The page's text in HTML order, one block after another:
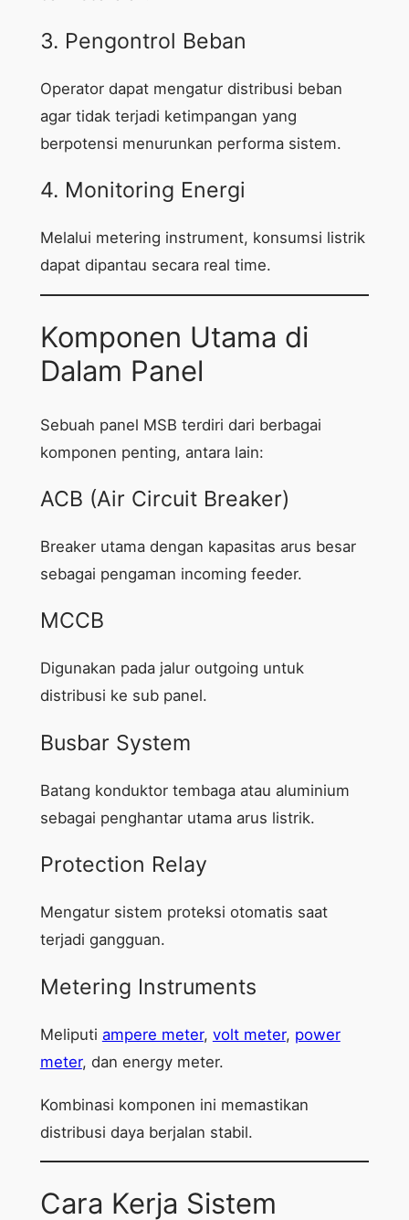
3. Pengontrol Beban
Operator dapat mengatur distribusi beban
agar tidak terjadi ketimpangan yang
berpotensi menurunkan performa sistem.
4. Monitoring Energi
Melalui metering instrument, konsumsi listrik
dapat dipantau secara real time.
Komponen Utama di
Dalam Panel
Sebuah panel MSB terdiri dari berbagai
komponen penting, antara lain:
ACB (Air Circuit Breaker)
Breaker utama dengan kapasitas arus besar
sebagai pengaman incoming feeder.
MCCB
Digunakan pada jalur outgoing untuk
distribusi ke sub panel.
Busbar System
Batang konduktor tembaga atau aluminium
sebagai penghantar utama arus listrik.
Protection Relay
Mengatur sistem proteksi otomatis saat
terjadi gangguan.
Metering Instruments
Meliputi ampere meter, volt meter, power
meter, dan energy meter.
Kombinasi komponen ini memastikan
distribusi daya berjalan stabil.
Cara Kerja Sistem